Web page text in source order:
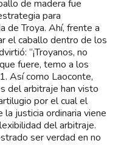
de madera fue
para
de Troya. Ahí, frente a
el caballo dentro de los
“¡Troyanos, no
fuere, temo a los
Así como Laoconte,
del arbitraje han visto
por el cual el
justicia ordinaria viene
del arbitraje.
ser verdad en no